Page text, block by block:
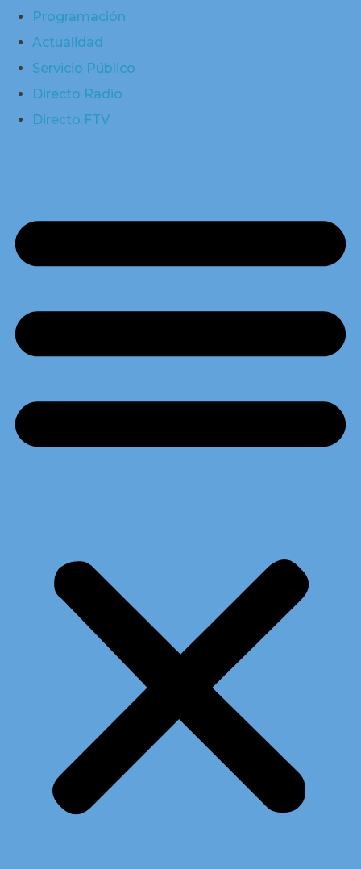
Programación
Actualidad
Servicio Público
Directo Radio
Directo FTV